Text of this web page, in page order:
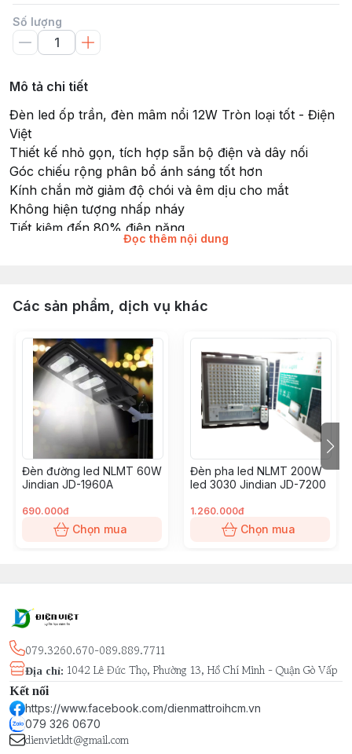
Số lượng
Mô tả chi tiết
Đèn led ốp trần, đèn mâm nổi 12W Tròn loại tốt - Điện
Việt
Thiết kế nhỏ gọn, tích hợp sẵn bộ điện và dây nối
Góc chiếu rộng phân bổ ánh sáng tốt hơn
Kính chắn mờ giảm độ chói và êm dịu cho mắt
Không hiện tượng nhấp nháy
Tiết kiệm đến 80% điện năng
Đọc thêm nội dung
Các sản phẩm, dịch vụ khác
Đèn đường led NLMT 60W
Jindian JD-1960A
690.000đ
Chọn mua
Đèn pha led NLMT 200W
led 3030 Jindian JD-7200
1.260.000đ
Chọn mua
079.3260.670-089.889.7711
Địa chỉ: 1042 Lê Đức Thọ, Phường 13, Hồ Chí Minh - Quận Gò Vấp
Kết nối
https://www.facebook.com/dienmattroihcm.vn
079 326 0670
dienvietldt@gmail.com